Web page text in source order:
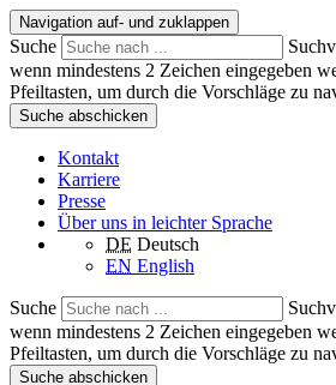
Navigation auf- und zuklappen
Suche
wenn mindestens 2 Zeichen eingegeben
Pfeiltasten, um durch die Vorschläge zu
Suche abschicken
Kontakt
Karriere
Presse
Über uns in leichter Sprache
DE Deutsch
EN English
Suche
wenn mindestens 2 Zeichen eingegeben
Pfeiltasten, um durch die Vorschläge zu
Suche abschicken